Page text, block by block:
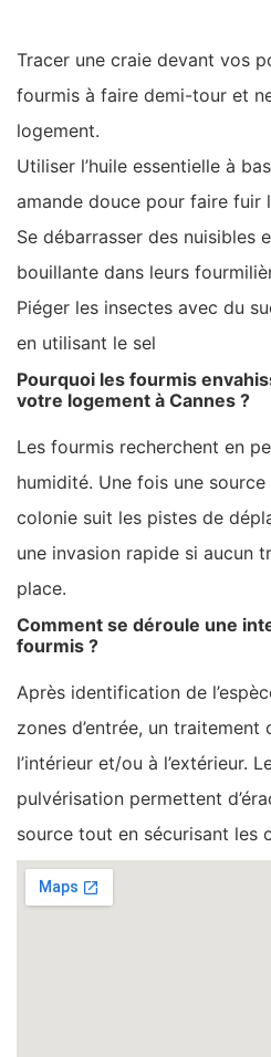
Tracer une craie devant vos
fourmis à faire demi-tour et
logement.
Utiliser l’huile essentielle à
amande douce pour faire fuir
Se débarrasser des nuisibles
bouillante dans leurs
Piéger les insectes avec du
en utilisant le sel
Pourquoi les fourmis
votre logement à Cannes ?
Les fourmis recherchent en
humidité. Une fois une
colonie suit les pistes de
une invasion rapide si aucun
place.
Comment se déroule une
fourmis ?
Après identification de
zones d’entrée, un
l’intérieur et/ou à l’extérieur.
pulvérisation permettent
source tout en sécurisant les